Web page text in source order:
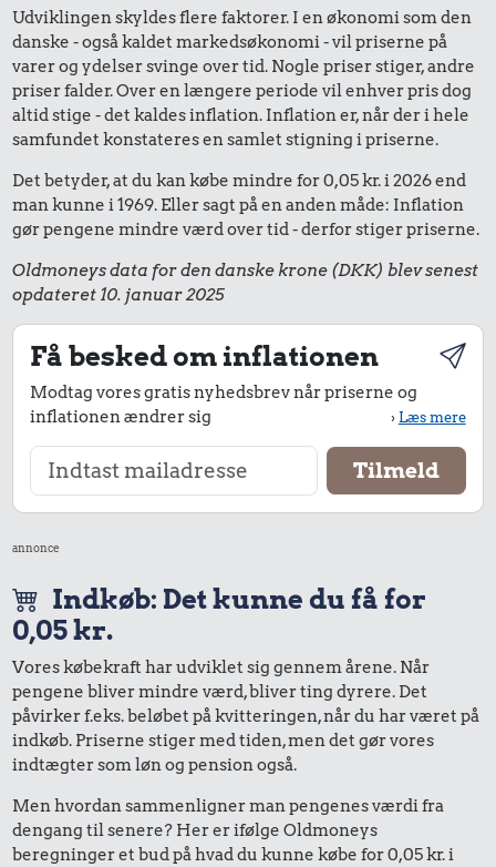
Udviklingen skyldes flere faktorer. I en økonomi som den
danske - også kaldet markedsøkonomi - vil priserne på
varer og ydelser svinge over tid. Nogle priser stiger, andre
priser falder. Over en længere periode vil enhver pris dog
altid stige - det kaldes inflation. Inflation er, når der i hele
samfundet konstateres en samlet stigning i priserne.
Det betyder, at du kan købe mindre for 0,05 kr. i 2026 end
man kunne i 1969. Eller sagt på en anden måde: Inflation
gør pengene mindre værd over tid - derfor stiger priserne.
Oldmoneys data for den danske krone (DKK) blev senest
opdateret 10. januar 2025
Få besked om inflationen
Modtag vores gratis nyhedsbrev når priserne og
inflationen ændrer sig
›Læs mere
annonce
Indkøb: Det kunne du få for
0,05 kr.
Vores købekraft har udviklet sig gennem årene. Når
pengene bliver mindre værd, bliver ting dyrere. Det
påvirker f.eks. beløbet på kvitteringen, når du har været på
indkøb. Priserne stiger med tiden, men det gør vores
indtægter som løn og pension også.
Men hvordan sammenligner man pengenes værdi fra
dengang til senere? Her er ifølge Oldmoneys
beregninger et bud på hvad du kunne købe for 0,05 kr. i